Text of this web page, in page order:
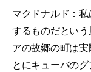
マクドナルド：
するものだとい
アの故郷の町は
とにキューバの